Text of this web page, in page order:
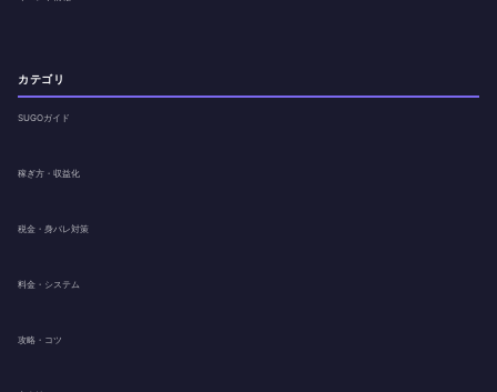
カテゴリ
SUGOガイド
稼ぎ方・収益化
税金・身バレ対策
料金・システム
攻略・コツ